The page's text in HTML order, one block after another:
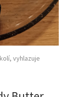
vyhlazuje